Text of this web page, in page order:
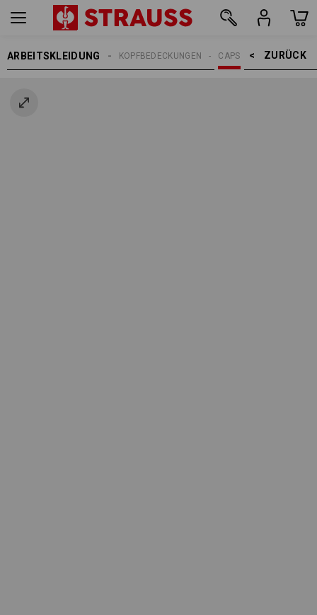
ARBEITSKLEIDUNG ZURÜCK    >
CAPS
KOPFBEDECKUNGEN
ACCESSOIRES